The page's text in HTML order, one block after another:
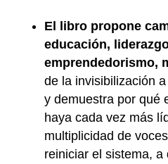
El libro propone
educación,
emprendedorismo,
de la invisibilización
y demuestra por qué
haya cada vez más
multiplicidad de
reiniciar el sistema, a